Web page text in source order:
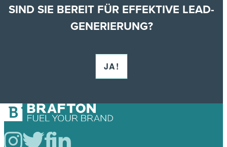
SIND SIE BEREIT FÜR EFFEKTIVE LEAD-
GENERIERUNG?
JA!